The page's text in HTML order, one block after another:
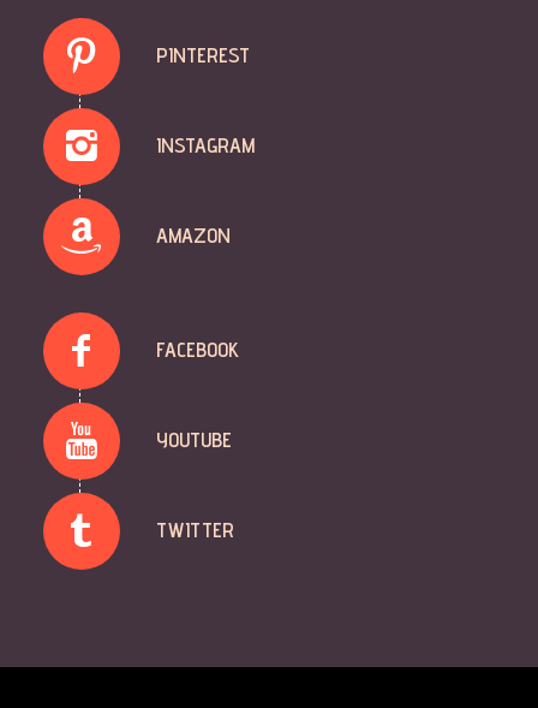
PINTEREST
INSTAGRAM
AMAZON
FACEBOOK
YOUTUBE
TWITTER